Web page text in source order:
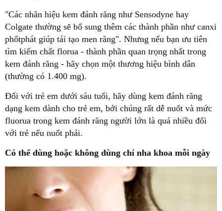
"Các nhãn hiệu kem đánh răng như Sensodyne hay
Colgate thường sẽ bổ sung thêm các thành phần như canxi
phốtphát giúp tái tạo men răng". Nhưng nếu bạn ưu tiên
tìm kiếm chất florua - thành phần quan trọng nhất trong
kem đánh răng - hãy chọn một thương hiệu bình dân
(thường có 1.400 mg).
Đối với trẻ em dưới sáu tuổi, hãy dùng kem đánh răng
dạng kem dành cho trẻ em, bởi chúng rất dễ nuốt và mức
fluorua trong kem đánh răng người lớn là quá nhiều đối
với trẻ nếu nuốt phải.
Có thể dùng hoặc không dùng chỉ nha khoa mỗi ngày